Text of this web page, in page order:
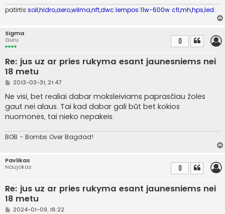
r
t
patirtis:soil,hidro,aero,wilma,nft,dwc.lempos:11w-600w cfl,mh,hps,led.
Sigma
Guru
Re: jus uz ar pries rukyma esant jaunesniems nei
18 metu
0
S
a
n
d
a
r
i
n
2013-03-31, 21:47
Ne visi, bet realiai dabar moksleiviams paprasčiau žolės
gaut nei alaus. Tai kad dabar gali būt bet kokios
nuomonės, tai nieko nepakeis.
BOB - Bombs Over Bagdad!
Pavlikas
Naujokas
Re: jus uz ar pries rukyma esant jaunesniems nei
18 metu
0
S2024-01-09, 18:22